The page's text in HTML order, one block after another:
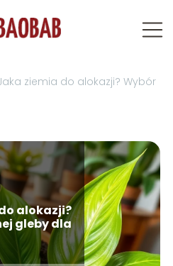
ziemia do alokazji? Wybór
alokazji?
gleby dla